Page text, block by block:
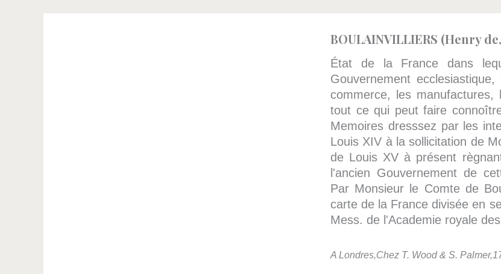
BOULAINVILLIERS (Henry
État de la France dans
Gouvernement
commerce, les
tout ce qui peut faire
Memoires dresssez par les
Louis XIV à la sollicitation de
de Louis XV à présent
l'ancien Gouvernement de
Par Monsieur le Comte de
carte de la France divisée en
Mess. de l'Academie royale
A Londres,Chez T. Wood & S. Palmer,